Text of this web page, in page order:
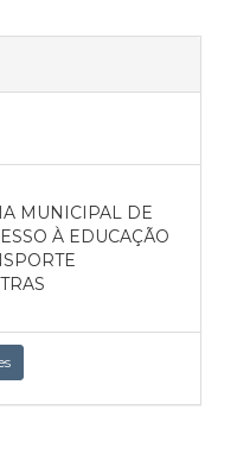
MUNICIPAL DE
À EDUCAÇÃO